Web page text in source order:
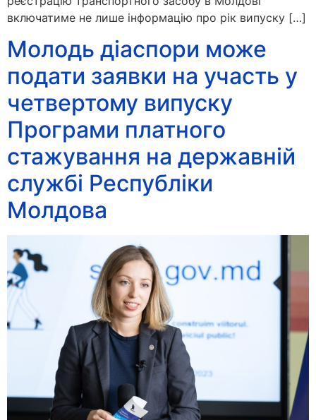
включатиме не лише інформацію про рік випуску […]
Молодь діаспори може
подати заявки на участь у
четвертому випуску
Програми платного
стажування на державній
службі Республіки
Молдова